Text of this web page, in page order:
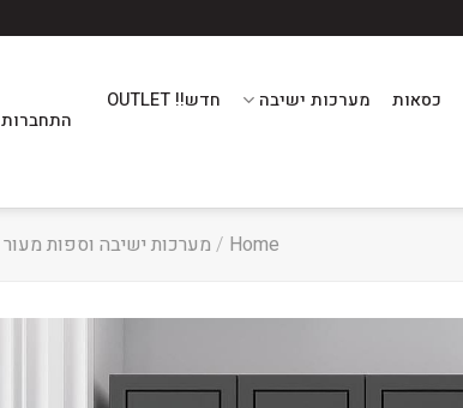
כסאות מערכות ישיבה
חדש!! OUTLET
התחברות
Home
/ מערכות ישיבה וספות מעור